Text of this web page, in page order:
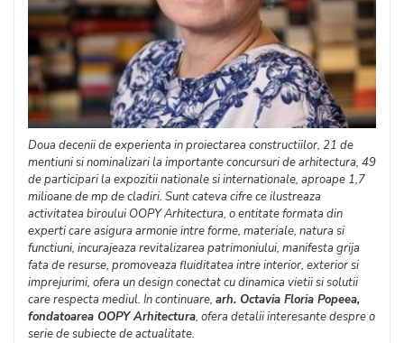
Doua decenii de experienta in proiectarea constructiilor, 21 de
mentiuni si nominalizari la importante concursuri de arhitectura, 49
de participari la expozitii nationale si internationale, aproape 1,7
milioane de mp de cladiri. Sunt cateva cifre ce ilustreaza
activitatea biroului OOPY Arhitectura, o entitate formata din
experti care asigura armonie intre forme, materiale, natura si
functiuni, incurajeaza revitalizarea patrimoniului, manifesta grija
fata de resurse, promoveaza fluiditatea intre interior, exterior si
imprejurimi, ofera un design conectat cu dinamica vietii si solutii
care respecta mediul. In continuare, arh. Octavia Floria Popeea,
fondatoarea OOPY Arhitectura, ofera detalii interesante despre o
serie de subiecte de actualitate.